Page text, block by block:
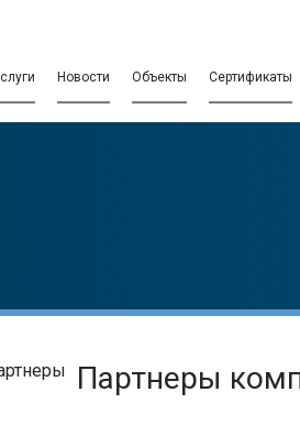
Новости Объекты Сертификаты
Партнеры